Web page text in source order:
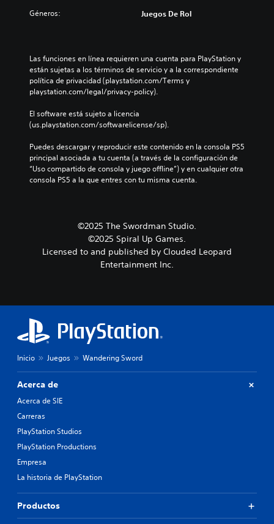
Géneros: Juegos De Rol
Las funciones en línea requieren una cuenta para PlayStation y
están sujetas a los términos de servicio y a la correspondiente
política de privacidad (playstation.com/Terms y
playstation.com/legal/privacy-policy).
El software está sujeto a licencia
(us.playstation.com/softwarelicense/sp).
Puedes descargar y reproducir este contenido en la consola PS5
principal asociada a tu cuenta (a través de la configuración de
“Uso compartido de consola y juego offline”) y en cualquier otra
consola PS5 a la que entres con tu misma cuenta.
©2025 The Swordman Studio.
©2025 Spiral Up Games.
Licensed to and published by Clouded Leopard
Entertainment Inc.
Inicio Juegos Wandering Sword
Acerca de
Acerca de SIE
Carreras
PlayStation Studios
PlayStation Productions
Empresa
La historia de PlayStation
Productos